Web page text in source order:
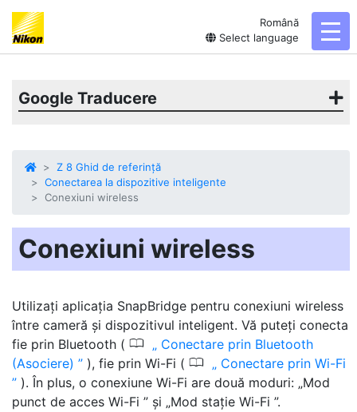
Română
Select language
Google Traducere
Z 8 Ghid de referință
Conectarea la dispozitive inteligente
Conexiuni wireless
Conexiuni wireless
Utilizați aplicația SnapBridge pentru conexiuni wireless
între cameră și dispozitivul inteligent. Vă puteți conecta
fie prin Bluetooth ( 0
Conectare prin Bluetooth
(Asociere)
), fie prin Wi-Fi ( 0
Conectare prin Wi-Fi
). În plus, o conexiune Wi-Fi are două moduri: „Mod
punct de acces Wi-Fi ” și „Mod stație Wi-Fi ”.